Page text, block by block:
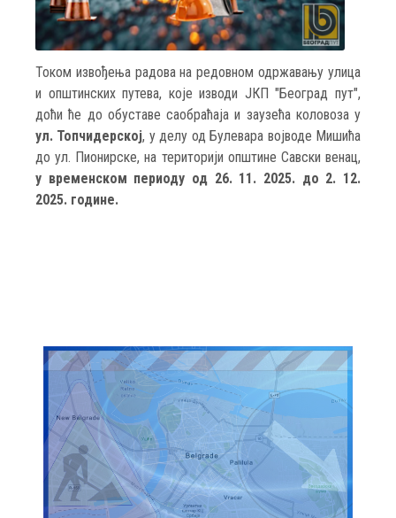
Током извођења радова на редовном одржавању улица
и општинских путева, које изводи ЈКП "Београд пут",
доћи ће до обуставе саобраћаја и заузећа коловоза у
ул. Топчидерској, у делу од Булевара војводе Мишића
до ул. Пионирске, на територији општине Савски венац,
у временском периоду од 26. 11. 2025. до 2. 12.
2025. године.